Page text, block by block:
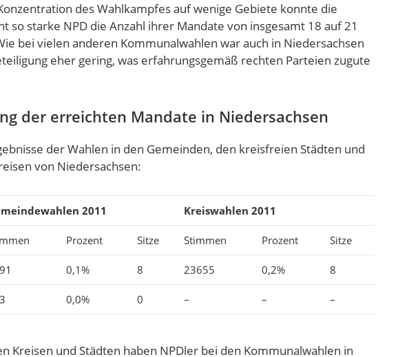
des Wahlkampfes auf wenige Gebiete konnte die
so starke NPD die Anzahl ihrer Mandate von insgesamt 18 auf 21
bei vielen anderen Kommunalwahlen war auch in Niedersachsen
eher gering, was erfahrungsgemäß rechten Parteien zugute
der erreichten Mandate in Niedersachsen
der Wahlen in den Gemeinden, den kreisfreien Städten und
von Niedersachsen:
2011 Kreiswahlen 2011
Prozent Sitze Stimmen Prozent Sitze
0,1% 8 23655 0,2% 8
0,0% 0 – – –
Kreisen und Städten haben NPDler bei den Kommunalwahlen in